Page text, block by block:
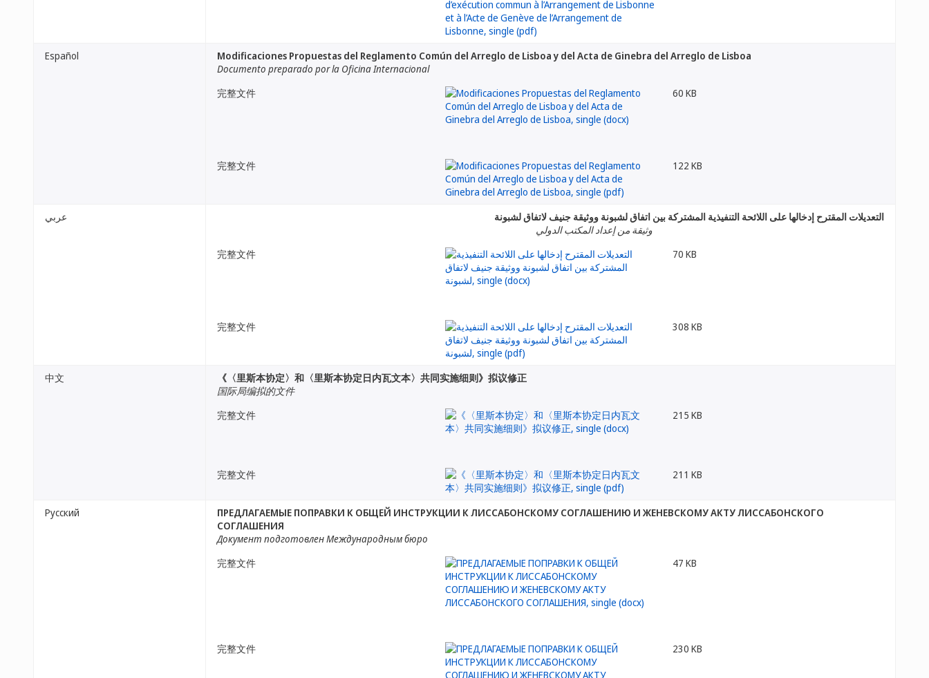
Español
Modificaciones Propuestas del Reglamento Común del Arreglo de Lisboa y del Acta de Ginebra del Arreglo de Lisboa
Documento preparado por la Oficina Internacional
完整文件
60 KB
完整文件 122 KB
عربي
التعديلات المقترح إدخالها على اللائحة التنفيذية المشتركة بين اتفاق لشبونة ووثيقة جنيف لاتفاق لشبونة
وثيقة من إعداد المكتب الدولي
完整文件
70 KB
完整文件 308 KB
中文
《〈里斯本协定〉和〈里斯本协定日内瓦文本〉共同实施细则》拟议修正
国际局编拟的文件
完整文件
215 KB
完整文件 211 KB
Русский
ПРЕДЛАГАЕМЫЕ ПОПРАВКИ К ОБЩЕЙ ИНСТРУКЦИИ К ЛИССАБОНСКОМУ СОГЛАШЕНИЮ И ЖЕНЕВСКОМУ АКТУ ЛИССАБОНСКОГО
СОГЛАШЕНИЯ
Документ подготовлен Международным бюро
完整文件
47 KB
完整文件 230 KB